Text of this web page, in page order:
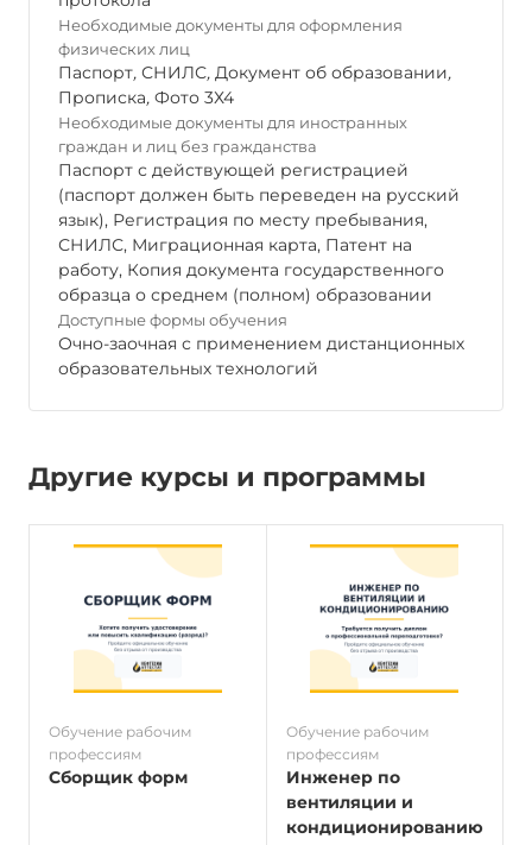
Необходимые документы для оформления
физических лиц
Паспорт, СНИЛС, Документ об образовании,
Прописка, Фото 3Х4
Необходимые документы для иностранных
граждан и лиц без гражданства
Паспорт с действующей регистрацией
(паспорт должен быть переведен на русский
язык), Регистрация по месту пребывания,
СНИЛС, Миграционная карта, Патент на
работу, Копия документа государственного
образца о среднем (полном) образовании
Доступные формы обучения
Очно-заочная с применением дистанционных
образовательных технологий
Другие курсы и программы
Обучение рабочим
профессиям
Сборщик форм
Обучение рабочим
профессиям
Инженер по
вентиляции и
кондиционированию